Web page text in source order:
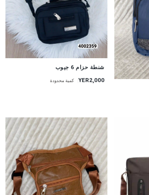
شنطة حزام 6 جيوب
YER2,000 كمية محدودة